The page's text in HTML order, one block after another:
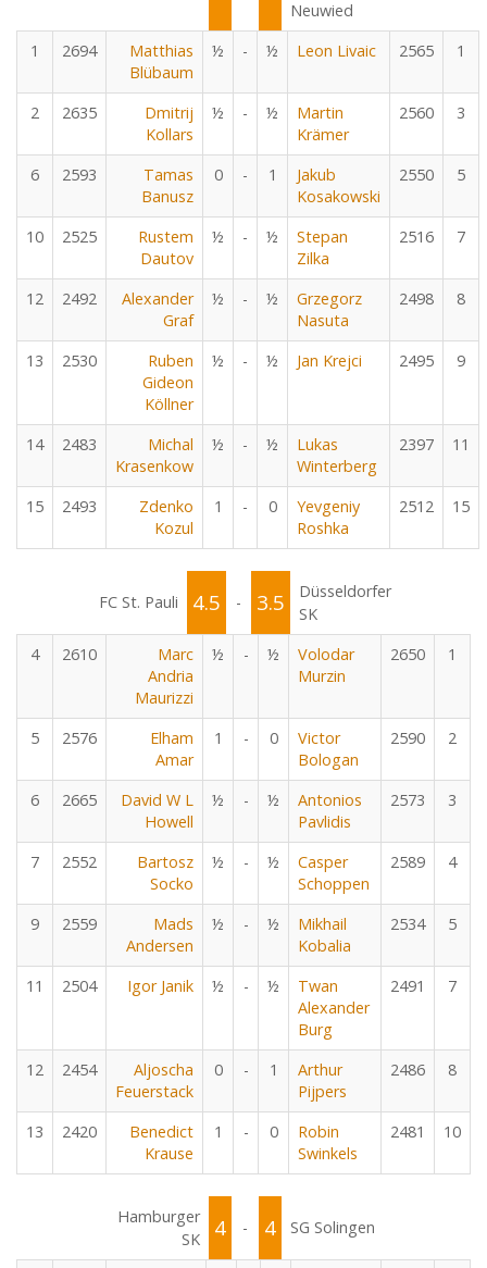
Neuwied
1
2694
Matthias
Blübaum
½ - ½ Leon Livaic 2565 1
2 2635
Dmitrij
Kollars
½ - ½
Martin
Krämer
2560 3
6 2593
Tamas
Banusz
0 - 1
Jakub
Kosakowski
2550 5
10 2525
Rustem
Dautov
½ - ½
Stepan
Zilka
2516 7
12 2492
Alexander
Graf
½ - ½
Grzegorz
Nasuta
2498 8
13 2530
Ruben
Gideon
Köllner
½ - ½ Jan Krejci 2495 9
14 2483
Michal
Krasenkow
½ - ½
Lukas
Winterberg
2397 11
15 2493
Zdenko
Kozul
1 - 0
Yevgeniy
Roshka
2512 15
FC St. Pauli 4.5 - 3.5
Düsseldorfer
SK
4
2610
Marc
Andria
Maurizzi
½ - ½
Volodar
Murzin
2650 1
5 2576
Elham
Amar
1 - 0
Victor
Bologan
2590 2
6 2665
David W L
Howell
½ - ½
Antonios
Pavlidis
2573 3
7 2552
Bartosz
Socko
½ - ½
Casper
Schoppen
2589 4
9 2559
Mads
Andersen
½ - ½
Mikhail
Kobalia
2534 5
11 2504 Igor Janik ½ - ½
Twan
Alexander
Burg
2491 7
12 2454
Aljoscha
Feuerstack
0 - 1
Arthur
Pijpers
2486 8
13 2420
Benedict
Krause
1 - 0
Robin
Swinkels
2481 10
Hamburger
SK
4 - 4 SG Solingen